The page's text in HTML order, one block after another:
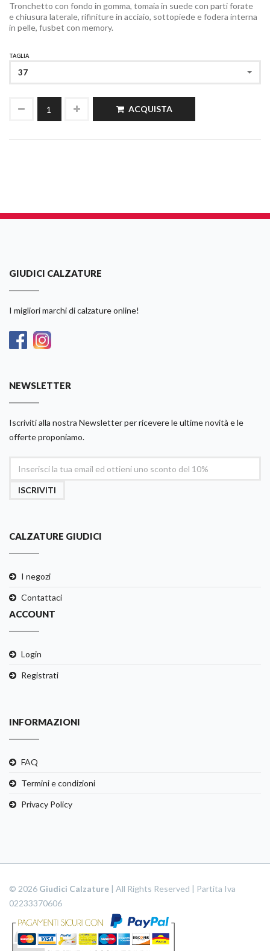
Tronchetto con fondo in gomma, tomaia in suede con parti forate
e chiusura laterale, rifiniture in acciaio, sottopiede e fodera interna
in pelle, fusbet con memory.
TAGLIA
37
ACQUISTA
GIUDICI CALZATURE
I migliori marchi di calzature online!
NEWSLETTER
Iscriviti alla nostra Newsletter per ricevere le ultime novità e le
offerte proponiamo.
ISCRIVITI
CALZATURE GIUDICI
I negozi
Contattaci
ACCOUNT
Login
Registrati
INFORMAZIONI
FAQ
Termini e condizioni
Privacy Policy
© 2026 Giudici Calzature | All Rights Reserved | Partita Iva
02233370606